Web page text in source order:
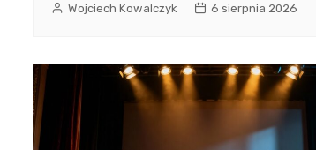
Wojciech Kowalczyk 6 sierpnia 2026